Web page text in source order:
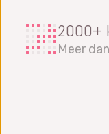
2000+
Meer